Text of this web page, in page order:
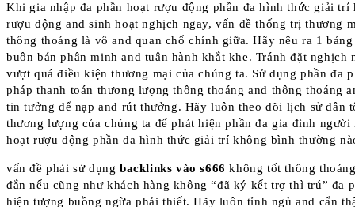
Khi gia nhập đa phần hoạt rượu động phần đa hình thức giải trí
rượu động and sinh hoạt nghịch ngay, vấn đề thống trị thương
thông thoáng là vô and quan chổ chính giữa. Hãy nêu ra 1
buôn bán phân minh and tuân hành khắt khe. Tránh đặt nghịch
vượt quá điều kiện thương mại của chúng ta. Sử dụng phần đa
pháp thanh toán thương lượng thông thoáng and thông thoáng
tin tưởng để nạp and rút thưởng. Hãy luôn theo dõi lịch sử dân
thương lượng của chúng ta để phát hiện phần đa gia đình người
hoạt rượu động phần đa hình thức giải trí không bình thường
vấn đề phải sử dụng backlinks vào s666 không tốt thông
đắn nếu cũng như khách hàng không “đã ký kết trợ thì trú” đa
hiện tượng buồng ngừa phải thiết. Hãy luôn tỉnh ngủ and cẩn